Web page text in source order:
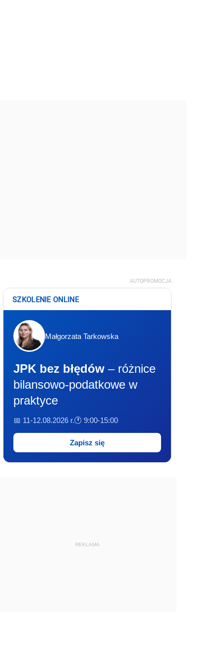
AUTOPROMOCJA
SZKOLENIE ONLINE
Małgorzata Tarkowska
JPK bez błędów – różnice
bilansowo-podatkowe w
praktyce
📅 11-12.08.2026 r.🕐 9:00-15:00
Zapisz się
REKLAMA